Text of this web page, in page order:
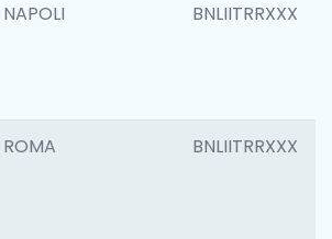
NAPOLI BNLIITRRXXX
ROMA BNLIITRRXXX